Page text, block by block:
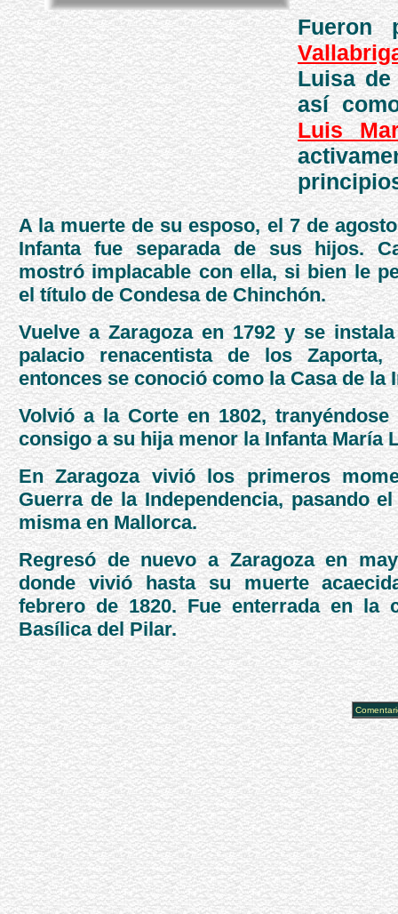
Fueron
Luisa de
así
Luis
A la muerte de su esposo, el 7 de
Infanta fue separada de sus hijos.
mostró implacable con ella, si bien le
el título de Condesa de Chinchón.
Vuelve a Zaragoza en 1792 y se
palacio renacentista de los Zaporta,
entonces se conoció como la Casa de la
Volvió a la Corte en 1802, tranyéndose
consigo a su hija menor la Infanta María
En Zaragoza vivió los primeros
Guerra de la Independencia, pasando
misma en Mallorca.
Regresó de nuevo a Zaragoza en
donde vivió hasta su muerte
febrero de 1820. Fue enterrada en la
Basílica del Pilar.